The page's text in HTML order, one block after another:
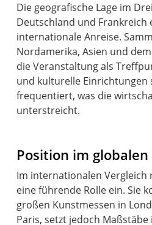
Die geografische Lage im
Deutschland und
internationale Anreise.
Nordamerika, Asien und
die Veranstaltung als
und kulturelle Einrichtungen
frequentiert, was die
unterstreicht.
Position im
Im internationalen Vergleich
eine führende Rolle ein. Sie
großen Kunstmessen in
Paris, setzt jedoch